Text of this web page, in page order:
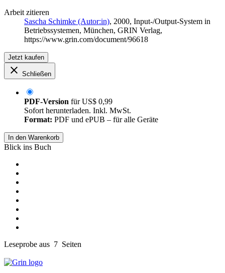
Arbeit zitieren
Sascha Schimke (Autor:in), 2000, Input-/Output-System in
Betriebssystemen, München, GRIN Verlag,
https://www.grin.com/document/96618
Jetzt kaufen
Schließen
PDF-Version fürUS$ 0,99
Sofort herunterladen. Inkl. MwSt.
Format: PDF und ePUB – für alle Geräte
In den Warenkorb
Blick ins Buch
Leseprobe aus 7 Seiten